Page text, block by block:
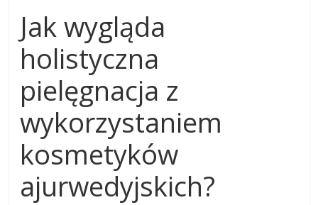
Jak wygląda
holistyczna
pielęgnacja z
wykorzystaniem
kosmetyków
ajurwedyjskich?